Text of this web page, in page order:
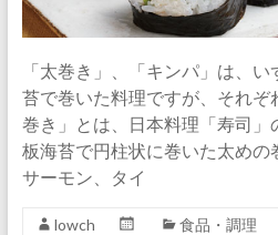
「太巻き」、「キンパ」は、
苔で巻いた料理ですが、それ
巻き」とは、日本料理「寿司」
板海苔で円柱状に巻いた太めの
サーモン、タイ
lowch 食品・調理